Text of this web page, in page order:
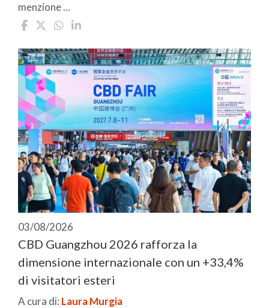
menzione ...
03/08/2026
CBD Guangzhou 2026 rafforza la
dimensione internazionale con un +33,4%
di visitatori esteri
A cura di: Laura Murgia